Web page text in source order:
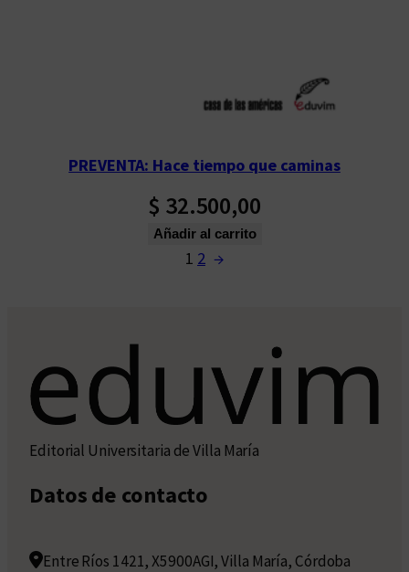
PREVENTA: Hace tiempo que caminas
$ 32.500,00
Añadir al carrito
1 2 →
Editorial Universitaria de Villa María
Datos de contacto
Entre Ríos 1421, X5900AGI, Villa María, Córdoba